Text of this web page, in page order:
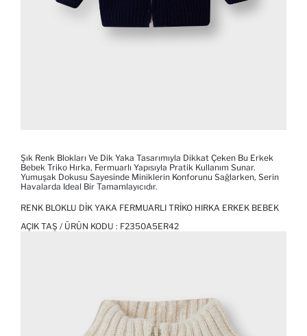
Şık Renk Blokları Ve Dik Yaka Tasarımıyla Dikkat Çeken Bu Erkek
Bebek Triko Hırka, Fermuarlı Yapısıyla Pratik Kullanım Sunar.
Yumuşak Dokusu Sayesinde Miniklerin Konforunu Sağlarken, Serin
Havalarda Ideal Bir Tamamlayıcıdır.
RENK BLOKLU DIK YAKA FERMUARLI TRIKO HIRKA ERKEK BEBEK
AÇIK TAŞ / ÜRÜN KODU : F2350A5ER42